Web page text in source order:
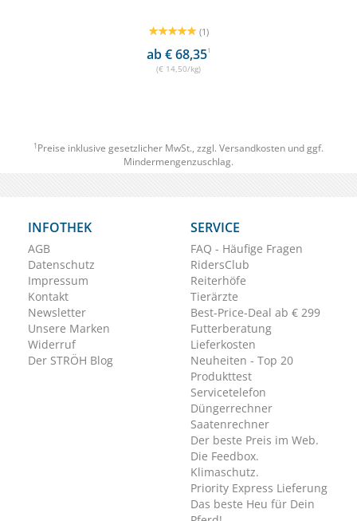
(1)
ab € 68,351
(€ 14,50/kg)
1 Preise inklusive gesetzlicher MwSt., zzgl. Versandkosten und ggf.
Mindermengenzuschlag.
INFOTHEK
AGB
Datenschutz
Impressum
Kontakt
Newsletter
Unsere Marken
Widerruf
Der STRÖH Blog
SERVICE
FAQ - Häufige Fragen
RidersClub
Reiterhöfe
Tierärzte
Best-Price-Deal ab € 299
Futterberatung
Lieferkosten
Neuheiten - Top 20
Produkttest
Servicetelefon
Düngerrechner
Saatenrechner
Der beste Preis im Web.
Die Feedbox.
Klimaschutz.
Priority Express Lieferung
Das beste Heu für Dein